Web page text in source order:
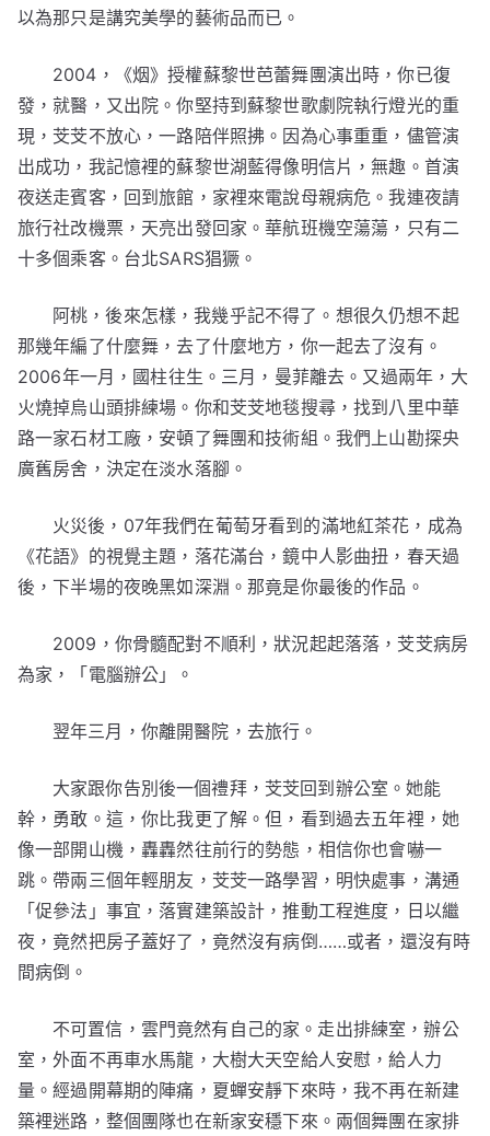
以為那只是講究美學的藝術品而已。
2004，《烟》授權蘇黎世芭蕾舞團演出時，你已復
發，就醫，又出院。你堅持到蘇黎世歌劇院執行燈光的重
現，芠芠不放心，一路陪伴照拂。因為心事重重，儘管演
出成功，我記憶裡的蘇黎世湖藍得像明信片，無趣。首演
夜送走賓客，回到旅館，家裡來電說母親病危。我連夜請
旅行社改機票，天亮出發回家。華航班機空蕩蕩，只有二
十多個乘客。台北SARS猖獗。
阿桃，後來怎樣，我幾乎記不得了。想很久仍想不起
那幾年編了什麼舞，去了什麼地方，你一起去了沒有。
2006年一月，國柱往生。三月，曼菲離去。又過兩年，大
火燒掉烏山頭排練場。你和芠芠地毯搜尋，找到八里中華
路一家石材工廠，安頓了舞團和技術組。我們上山勘探央
廣舊房舍，決定在淡水落腳。
火災後，07年我們在葡萄牙看到的滿地紅茶花，成為
《花語》的視覺主題，落花滿台，鏡中人影曲扭，春天過
後，下半場的夜晚黑如深淵。那竟是你最後的作品。
2009，你骨髓配對不順利，狀況起起落落，芠芠病房
為家，「電腦辦公」。
翌年三月，你離開醫院，去旅行。
大家跟你告別後一個禮拜，芠芠回到辦公室。她能
幹，勇敢。這，你比我更了解。但，看到過去五年裡，她
像一部開山機，轟轟然往前行的勢態，相信你也會嚇一
跳。帶兩三個年輕朋友，芠芠一路學習，明快處事，溝通
「促參法」事宜，落實建築設計，推動工程進度，日以繼
夜，竟然把房子蓋好了，竟然沒有病倒……或者，還沒有時
間病倒。
不可置信，雲門竟然有自己的家。走出排練室，辦公
室，外面不再車水馬龍，大樹大天空給人安慰，給人力
量。經過開幕期的陣痛，夏蟬安靜下來時，我不再在新建
築裡迷路，整個團隊也在新家安穩下來。兩個舞團在家排